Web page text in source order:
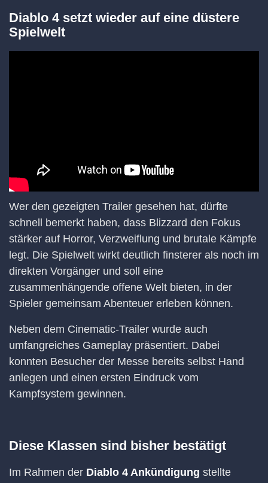
Diablo 4 setzt wieder auf eine düstere
Spielwelt
Wer den gezeigten Trailer gesehen hat, dürfte
schnell bemerkt haben, dass Blizzard den Fokus
stärker auf Horror, Verzweiflung und brutale Kämpfe
legt. Die Spielwelt wirkt deutlich finsterer als noch im
direkten Vorgänger und soll eine
zusammenhängende offene Welt bieten, in der
Spieler gemeinsam Abenteuer erleben können.
Neben dem Cinematic-Trailer wurde auch
umfangreiches Gameplay präsentiert. Dabei
konnten Besucher der Messe bereits selbst Hand
anlegen und einen ersten Eindruck vom
Kampfsystem gewinnen.
Diese Klassen sind bisher bestätigt
Im Rahmen der Diablo 4 Ankündigung stellte